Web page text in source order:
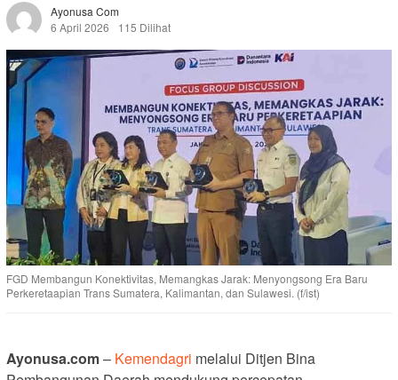
Ayonusa Com
6 April 2026
115 Dilihat
FGD Membangun Konektivitas, Memangkas Jarak: Menyongsong Era Baru
Perkeretaapian Trans Sumatera, Kalimantan, dan Sulawesi. (f/ist)
Ayonusa.com– Kemendagri melalui Ditjen Bina